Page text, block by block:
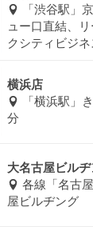
「渋谷駅」
ュー口直結、
クシティビジ
横浜店
「横浜駅」
分
大名古屋ビル
各線「名古
屋ビルヂング